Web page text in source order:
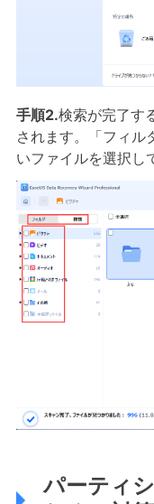
手順2.検索が完了す
されます。「フィル
いファイルを選択し
パーティ